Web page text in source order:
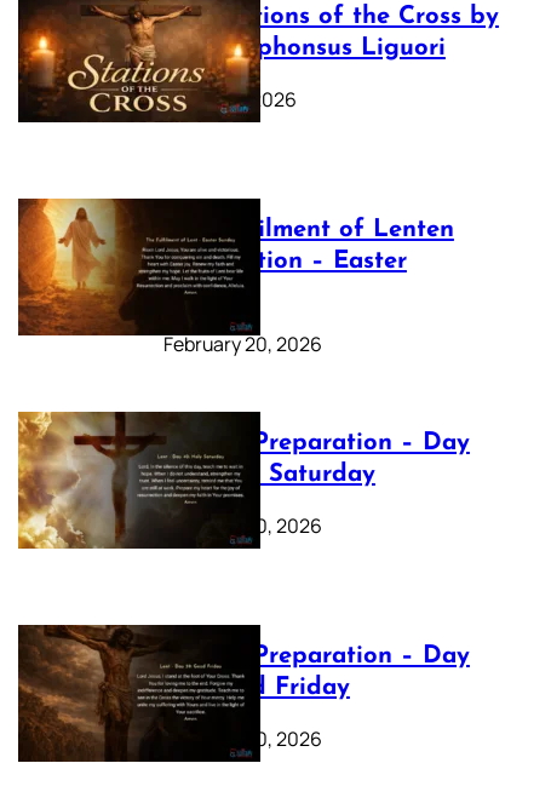
The Stations of the Cross by
Saint Alphonsus Liguori
March 16, 2026
The Fulfilment of Lenten
Preparation – Easter
Sunday
February 20, 2026
Lenten Preparation – Day
40: Holy Saturday
February 20, 2026
Lenten Preparation – Day
39: Good Friday
February 20, 2026